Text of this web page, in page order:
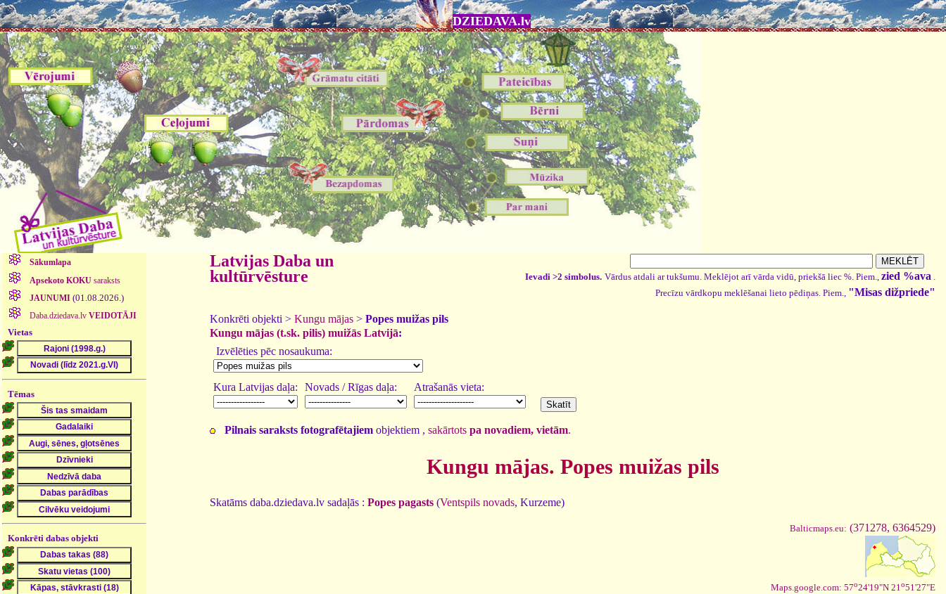
DZIEDAVA.lv
Sākumlapa
Apsekoto KOKUsaraksts
JAUNUMI (01.08.2026.)
Daba.dziedava.lv VEIDOTĀJI
Vietas
Tēmas
Konkrēti dabas objekti
Latvijas Daba un
kultūrvēsture
Ievadi >2 simbolus. Vārdus atdali ar tukšumu. Meklējot arī vārda vidū, priekšā liec %. Piem., zied %ava .
Precīzu vārdkopu meklēšanai lieto pēdiņas. Piem., "Misas dižpriede"
Konkrēti objekti > Kungu mājas > Popes muižas pils
Kungu mājas (t.sk. pilis) muižās Latvijā:
Izvēlēties pēc nosaukuma:
Kura Latvijas daļa: Novads / Rīgas daļa: Atrašanās vieta:
Pilnais saraksts fotografētajiem objektiem , sakārtots pa novadiem, vietām.
Kungu mājas. Popes muižas pils
Skatāms daba.dziedava.lv sadaļās : Popes pagasts (Ventspils novads, Kurzeme)
Balticmaps.eu: (371278, 6364529)
Maps.google.com: 57o24'19"N 21o51'27"E